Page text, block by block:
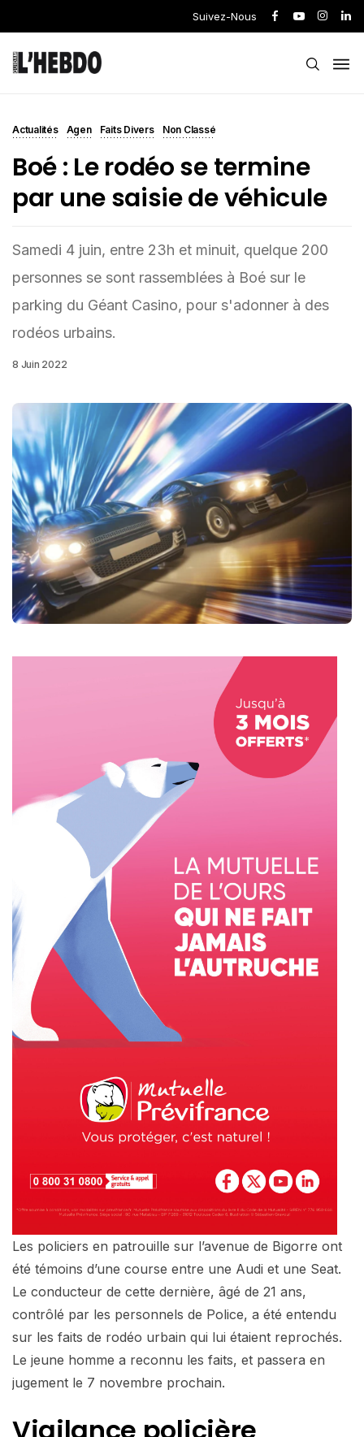
Suivez-Nous
Actualités Agen Faits Divers Non Classé
Boé : Le rodéo se termine
par une saisie de véhicule
Samedi 4 juin, entre 23h et minuit, quelque 200
personnes se sont rassemblées à Boé sur le
parking du Géant Casino, pour s'adonner à des
rodéos urbains.
8 Juin 2022
Les policiers en patrouille sur l’avenue de Bigorre ont
été témoins d’une course entre une Audi et une Seat.
Le conducteur de cette dernière, âgé de 21 ans,
contrôlé par les personnels de Police, a été entendu
sur les faits de rodéo urbain qui lui étaient reprochés.
Le jeune homme a reconnu les faits, et passera en
jugement le 7 novembre prochain.